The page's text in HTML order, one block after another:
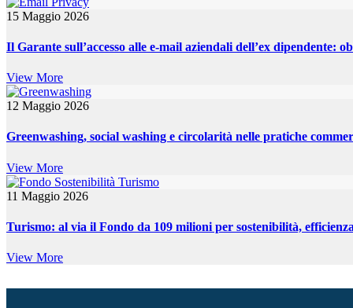
15 Maggio 2026
Il Garante sull’accesso alle e-mail aziendali dell’ex dipendente:
View More
12 Maggio 2026
Greenwashing, social washing e circolarità nelle pratiche
View More
11 Maggio 2026
Turismo: al via il Fondo da 109 milioni per sostenibilità,
View More